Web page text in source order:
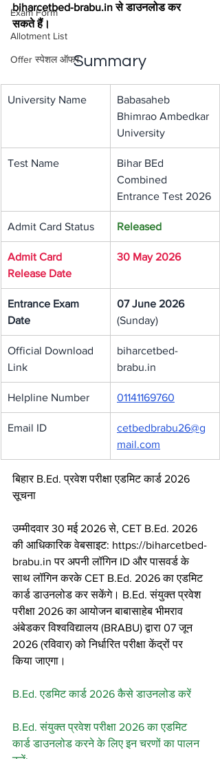
Exam Form
Allotment List
Offer स्पेशल ऑफर
biharcetbed-brabu.in से डाउनलोड कर
सकते हैं।
Summary
University Name
Babasaheb
Bhimrao Ambedkar
University
Test Name
Bihar BEd
Combined
Entrance Test 2026
Admit Card Status Released
Admit Card
Release Date
30 May 2026
Entrance Exam
Date
07 June 2026
(Sunday)
Official Download
Link
biharcetbed-
brabu.in
Helpline Number 01141169760
Email ID
cetbedbrabu26@g
mail.com
बिहार B.Ed. प्रवेश परीक्षा एडमिट कार्ड 2026
सूचना
उम्मीदवार 30 मई 2026 से, CET B.Ed. 2026
की आधिकारिक वेबसाइट: https://biharcetbed-
brabu.in पर अपनी लॉगिन ID और पासवर्ड के
साथ लॉगिन करके CET B.Ed. 2026 का एडमिट
कार्ड डाउनलोड कर सकेंगे। B.Ed. संयुक्त प्रवेश
परीक्षा 2026 का आयोजन बाबासाहेब भीमराव
अंबेडकर विश्वविद्यालय (BRABU) द्वारा 07 जून
2026 (रविवार) को निर्धारित परीक्षा केंद्रों पर
किया जाएगा।
B.Ed. एडमिट कार्ड 2026 कैसे डाउनलोड करें
B.Ed. संयुक्त प्रवेश परीक्षा 2026 का एडमिट
कार्ड डाउनलोड करने के लिए इन चरणों का पालन